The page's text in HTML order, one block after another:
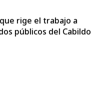
rige el trabajo a
públicos del Cabildo